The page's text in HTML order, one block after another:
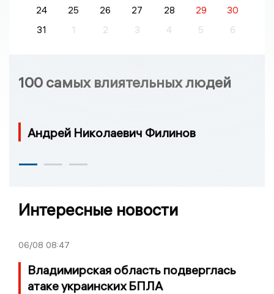
24
25 26 27 28 29
30
31
1 2 3 4 5 6
100 самых влиятельных людей
Андрей Николаевич Филинов
Интересные новости
06/08 08:47
Владимирская область подверглась
атаке украинских БПЛА